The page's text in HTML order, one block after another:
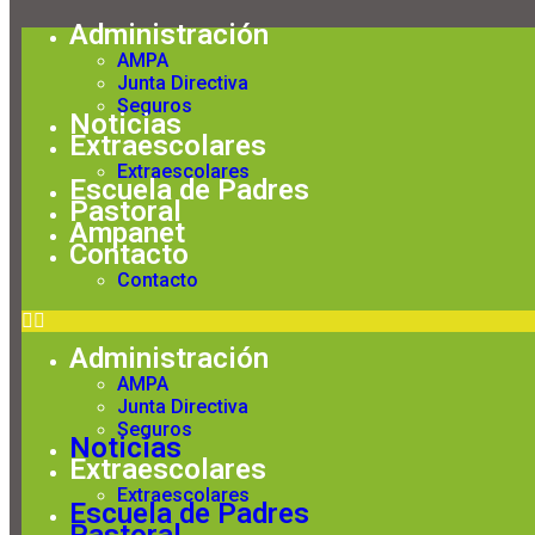
Administración
AMPA
Junta Directiva
Seguros
Noticias
Extraescolares
Extraescolares
Escuela de Padres
Pastoral
Ampanet
Contacto
Contacto
Administración
AMPA
Junta Directiva
Seguros
Noticias
Extraescolares
Extraescolares
Escuela de Padres